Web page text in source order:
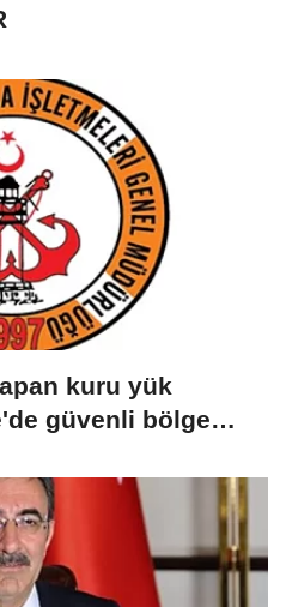
kuru yük
güvenli bölgeye